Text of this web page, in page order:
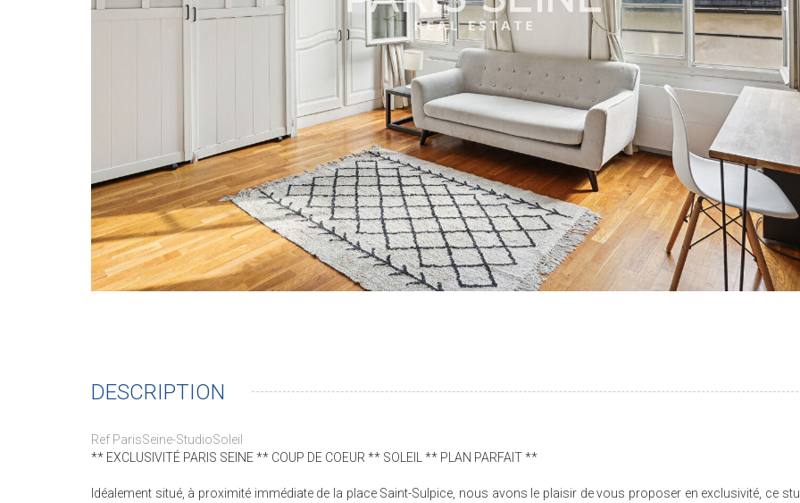
DESCRIPTION
Ref ParisSeine-StudioSoleil
** EXCLUSIVITÉ PARIS SEINE ** COUP DE COEUR ** SOLEIL ** PLAN PARFAIT **
Idéalement situé, à proximité immédiate de la place Saint-Sulpice, nous avons le plaisir de vous proposer en exclusivité, ce